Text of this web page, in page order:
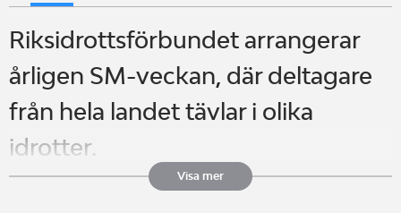
Riksidrottsförbundet arrangerar
årligen SM-veckan, där deltagare
från hela landet tävlar i olika
idrotter.
Det är en fantastisk möjlighet för
Visa mer